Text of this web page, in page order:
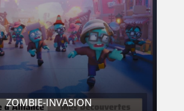
ZOMBIE-INVASION